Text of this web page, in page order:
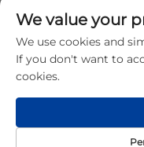
Huquqlar hammasi
Protection Technology
We value your
We use cookies and
If you don't want to
cookies.